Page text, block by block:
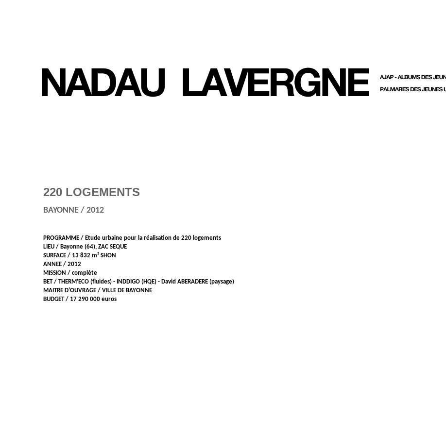
220 LOGEMENTS
BAYONNE / 2012
PROGRAMME / Etude urbaine pour la réalisation de 220 logements
LIEU / Bayonne (64), ZAC SEQUE
SURFACE / 13 832 m² SHON
ANNEE / 2012
MISSION / complète
BET / THERM'ECO (fluides) - INDDIGO (HQE) - David ABERADERE (paysage)
MAITRE D'OUVRAGE / VILLE DE BAYONNE
BUDGET / 17 290 000 euros